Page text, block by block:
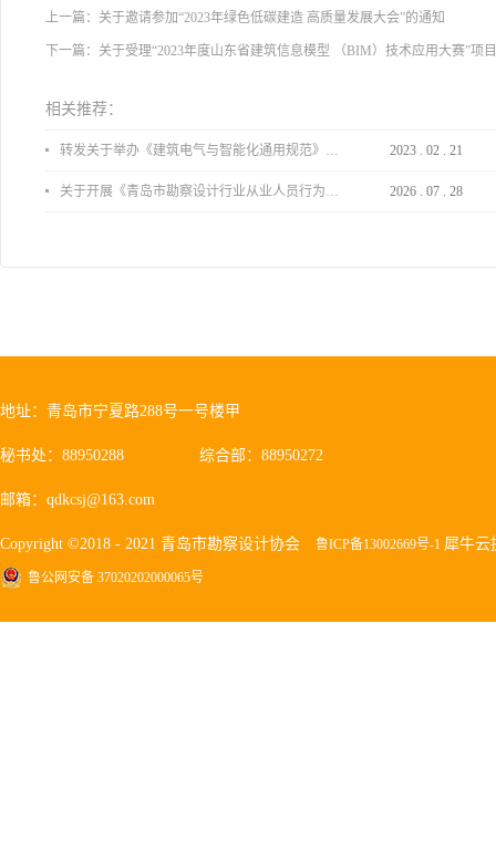
上一篇： 关于邀请参加“2023年绿色低碳建造 高质量发展大会”的通知
下一篇： 关于受理“2023年度山东省建筑信息模型 （BIM）技术应用大赛”项
相关推荐：
转发关于举办《建筑电气与智能化通用规范》 GB55024-2022公益宣贯的通知 2023 . 02 . 21
关于开展《青岛市勘察设计行业从业人员行为导则》、《青岛市住宅工程设计审查品质提升指引（2026版）》宣贯活动的通知 2026 . 07 . 28
地址：青岛市宁夏路288号一号楼甲
秘书处：88950288 综合部：88950272
邮箱：qdkcsj@163.com
Copyright ©2018 - 2021 青岛市勘察设计协会 鲁ICP备13002669号-1 犀牛云
鲁公网安备 37020202000065号